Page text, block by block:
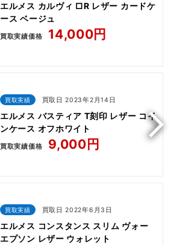
エルメス カルヴィ □R レザー カードケ
ース ベージュ
買取実績価格 14,000円
買取実績 買取日 2023年2月14日
エルメス バスティア T刻印 レザー コイ
ンケース オフホワイト
買取実績価格 9,000円
買取実績 買取日 2022年6月3日
エルメス コンスタンス スリム ヴォー
エプソン レザー ウォレット